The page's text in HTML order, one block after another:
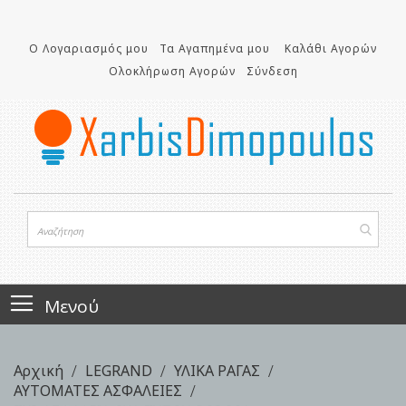
περιεχόμενο
Ο Λογαριασμός μου Τα Αγαπημένα μου
Καλάθι Αγορών
Ολοκλήρωση Αγορών
Σύνδεση
Μενού
Αρχική LEGRAND
ΥΛΙΚΑ ΡΑΓΑΣ
ΑΥΤΟΜΑΤΕΣ ΑΣΦΑΛΕΙΕΣ